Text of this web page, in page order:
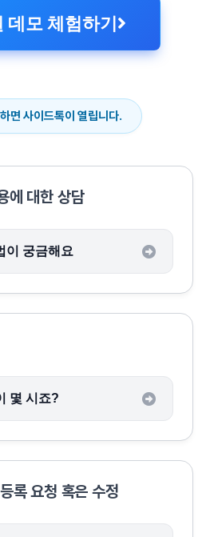
데모 체험하기
면 사이드톡이 열립니다.
에 대한 상담
이 궁금해요
몇 시죠?
록 요청 혹은 수정